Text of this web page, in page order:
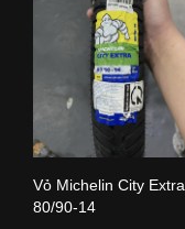
Vỏ Michelin City Extra
80/90-14